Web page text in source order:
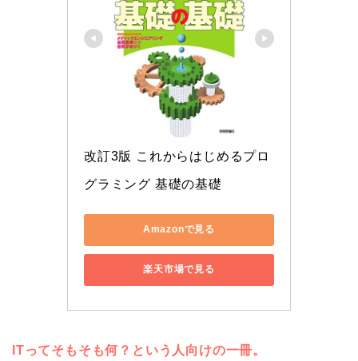
改訂3版 これからはじめるプロ
グラミング 基礎の基礎
Amazonで見る
楽天市場で見る
ITってそもそも何？という人向けの一冊。